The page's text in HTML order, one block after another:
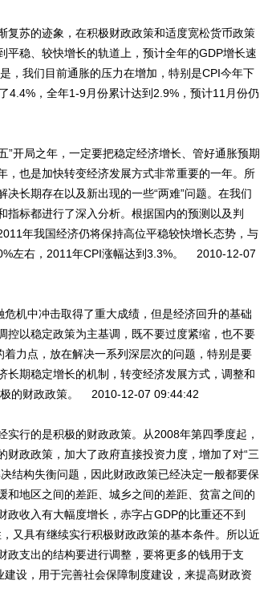
苏的迹象，在积极财政政策和适度宽松货币政策
稳、较快增长的轨道上，预计全年的GDP增长速
，我们目前通胀的压力在增加，特别是CPI今年下
4.4%，全年1-9月份累计达到2.9%，预计11月份仍
开局之年，一定要把稳定经济增长、管好通胀预期
，也是加快转变经济发展方式非常重要的一年。所
长期存在以及新出现的一些“两难”问题。在我们
标都进行了深入分析。根据国内的预测以及判
年我国经济仍将保持高位平稳较快增长态势，与
左右，2011年CPI涨幅达到3.3%。 2010-12-07
机中冲击取得了重大成绩，但是经济回升的基础
控以稳定政策为主基调，既不要过度紧缩，也不要
力点，放在解决一系列深层次的问题，特别是要
期稳定增长的机制，转变经济发展方式，调整和
极的财政政策。 2010-12-07 09:44:42
行的是积极的财政政策。从2008年第四季度起，
政政策，加大了政府直接投资力度，增加了对“三
结构失衡问题，因此财政政策已经决定一般都要保
地区之间的差距、城乡之间的差距、贫富之间的
收入有大幅度增长，赤字占GDP的比重还不到
又具有继续实行积极财政政策的基本条件。所以近
政支出的结构要进行调整，要将更多的钱用于支
设，用于完善社会保障制度建设，来提高财政资